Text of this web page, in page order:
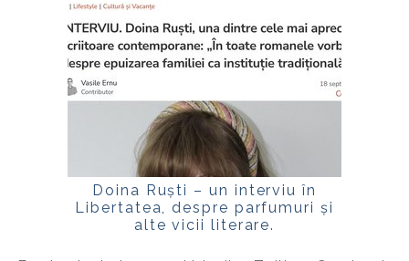
Doina Ruști – un interviu în
Libertatea, despre parfumuri și
alte vicii literare.